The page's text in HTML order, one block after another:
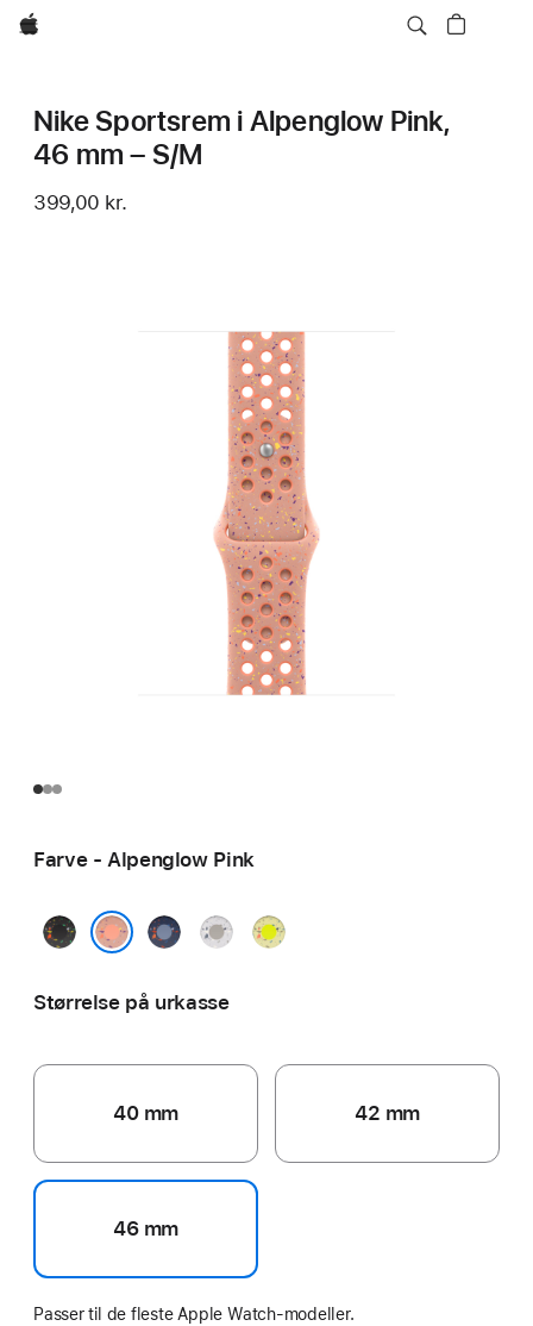
Apple
Nike Sportsrem i Alpenglow Pink,
46 mm – S/M
399,00 kr.
Farve - Alpenglow Pink
Midnight
Blue
VeiledVolt
Størrelse på urkasse
40 mm 42 mm
46 mm
Passer til de fleste Apple Watch-modeller.